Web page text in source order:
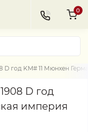
0
D год KM# 11 Мюнхен
D год
империя